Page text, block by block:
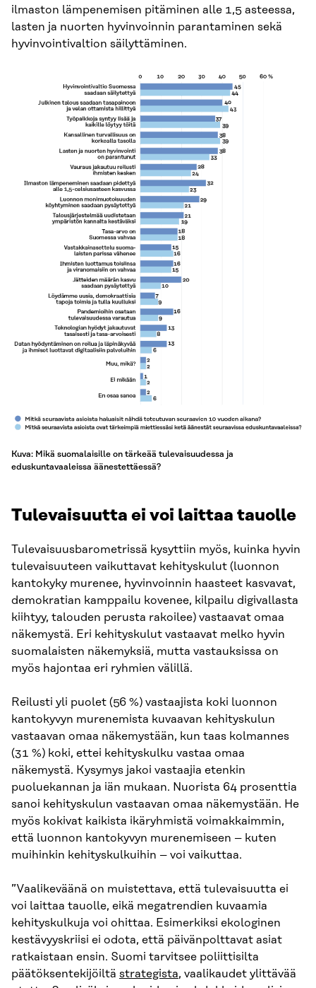
ilmaston lämpenemisen pitäminen alle 1,5 asteessa,
lasten ja nuorten hyvinvoinnin parantaminen sekä
hyvinvointivaltion säilyttäminen.
Kuva: Mikä suomalaisille on tärkeää tulevaisuudessa ja
eduskuntavaaleissa äänestettäessä?
Tulevaisuutta ei voi laittaa tauolle
Tulevaisuusbarometrissä kysyttiin myös, kuinka hyvin
tulevaisuuteen vaikuttavat kehityskulut (luonnon
kantokyky murenee, hyvinvoinnin haasteet kasvavat,
demokratian kamppailu kovenee, kilpailu digivallasta
kiihtyy, talouden perusta rakoilee) vastaavat omaa
näkemystä. Eri kehityskulut vastaavat melko hyvin
suomalaisten näkemyksiä, mutta vastauksissa on
myös hajontaa eri ryhmien välillä.
Reilusti yli puolet (56 %) vastaajista koki luonnon
kantokyvyn murenemista kuvaavan kehityskulun
vastaavan omaa näkemystään, kun taas kolmannes
(31 %) koki, ettei kehityskulku vastaa omaa
näkemystä. Kysymys jakoi vastaajia etenkin
puoluekannan ja iän mukaan. Nuorista 64 prosenttia
sanoi kehityskulun vastaavan omaa näkemystään. He
myös kokivat kaikista ikäryhmistä voimakkaimmin,
että luonnon kantokyvyn murenemiseen – kuten
muihinkin kehityskulkuihin – voi vaikuttaa.
”Vaalikeväänä on muistettava, että tulevaisuutta ei
voi laittaa tauolle, eikä megatrendien kuvaamia
kehityskulkuja voi ohittaa. Esimerkiksi ekologinen
kestävyyskriisi ei odota, että päivänpolttavat asiat
ratkaistaan ensin. Suomi tarvitsee poliittisilta
päätöksentekijöiltä strategista, vaalikaudet ylittävää